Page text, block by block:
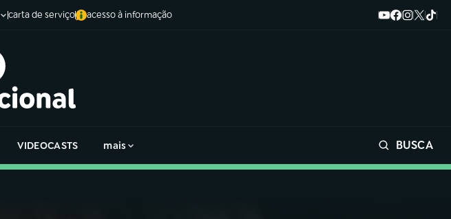
carta de serviço acesso à informação
VIDEOCASTS mais BUSCA